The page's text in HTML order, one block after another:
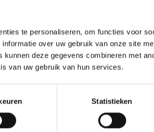
te personaliseren, om functies voor
over uw gebruik van onze site
deze gegevens combineren met
van uw gebruik van hun services.
Statistieken
Bel